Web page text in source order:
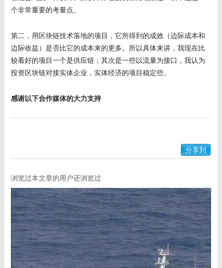
个非常重要的考量点。
第二，用区块链技术落地的项目，它所得到的成效（边际成本和
边际收益）是否比它的成本来的更多。所以具体来讲，我现在比
较看好的项目一个是供应链；其次是一些以流量为接口，我认为
投资区块链对接实体企业，实体经济的项目稳定些。
感谢以下合作媒体的大力支持
分享到
浏览过本文章的用户还浏览过